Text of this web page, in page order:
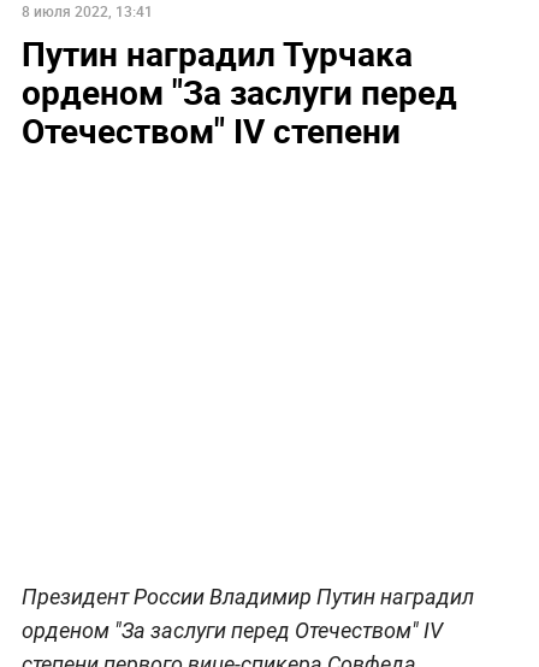
8 июля 2022, 13:41
Путин наградил Турчака
орденом "За заслуги перед
Отечеством" IV степени
Президент России Владимир Путин наградил
орденом "За заслуги перед Отечеством" IV